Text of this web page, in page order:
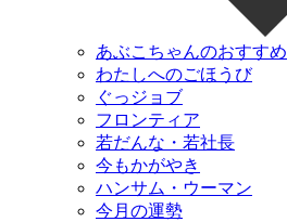
あぶこちゃんのおすすめ
わたしへのごほうび
ぐっジョブ
フロンティア
若だんな・若社長
今もかがやき
ハンサム・ウーマン
今月の運勢